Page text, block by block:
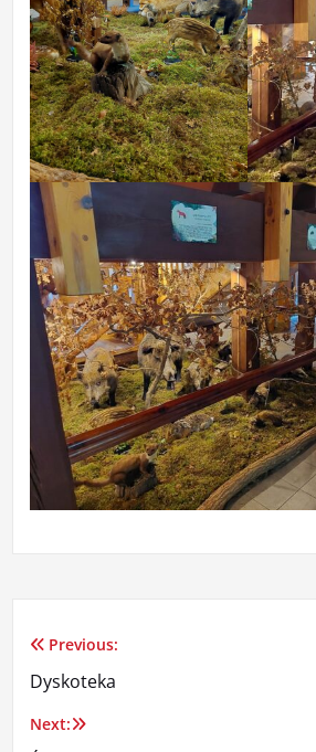
Nawigacja
wpisu
Previous:
Dyskoteka
Next: